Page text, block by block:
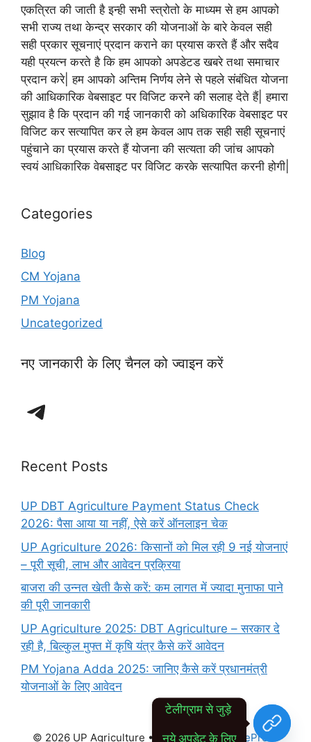
एकत्रित की जाती है इन्ही सभी स्त्रोतो के माध्यम से हम आपको
सभी राज्य तथा केन्द्र सरकार की योजनाओं के बारे केवल सही
सही प्रकार सूचनाएं प्रदान कराने का प्रयास करते हैं और सदैव
यही प्रयत्न करते है कि हम आपको अपडेटड खबरे तथा समाचार
प्रदान करे| हम आपको अन्तिम निर्णय लेने से पहले संबंधित योजना
की आधिकारिक वेबसाइट पर विजिट करने की सलाह देते हैं| हमारा
सुझाव है कि प्रदान की गई जानकारी को अधिकारिक वेबसाइट पर
विजिट कर सत्यापित कर ले हम केवल आप तक सही सही सूचनाएं
पहुंचाने का प्रयास करते हैं योजना की सत्यता की जांच आपको
स्वयं आधिकारिक वेबसाइट पर विजिट करके सत्यापित करनी होगी|
Categories
Blog
CM Yojana
PM Yojana
Uncategorized
नए जानकारी के लिए चैनल को ज्वाइन करें
Telegram
Recent Posts
UP DBT Agriculture Payment Status Check
2026: पैसा आया या नहीं, ऐसे करें ऑनलाइन चेक
UP Agriculture 2026: किसानों को मिल रही 9 नई योजनाएं
– पूरी सूची, लाभ और आवेदन प्रक्रिया
बाजरा की उन्नत खेती कैसे करें: कम लागत में ज्यादा मुनाफा पाने
की पूरी जानकारी
UP Agriculture 2025: DBT Agriculture – सरकार दे
रही है, बिल्कुल मुफ्त में कृषि यंत्र कैसे करें आवेदन
PM Yojana Adda 2025: जानिए कैसे करें प्रधानमंत्री
योजनाओं के लिए आवेदन
© 2026 UP Agriculture • Built withGeneratePress
टेलीग्राम से जुड़े
नये अपडेट के लिए